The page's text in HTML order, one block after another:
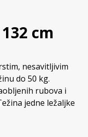
132 cm
nesavitljivim
do 50 kg.
rubova i
jedne ležaljke